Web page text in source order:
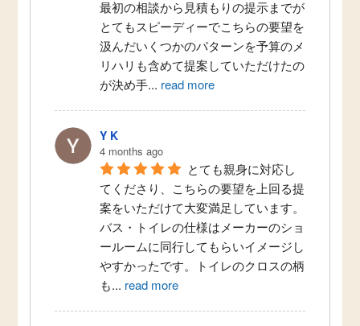
最初の相談から見積もりの提示までが
とてもスピーディーでこちらの要望を
汲んだいくつかのパターンを予算のメ
リハリも含めて提案していただけたの
が決め手... read more
Y K
4 months ago
とても親身に対応し
てくださり、こちらの要望を上回る提
案をいただけて大変満足しています。
バス・トイレの仕様はメーカーのショ
ールームに同行してもらいイメージし
やすかったです。トイレのクロスの柄
も... read more